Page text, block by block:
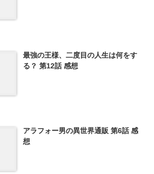
最強の王様、二度目の人生は何をす
る？ 第12話 感想
アラフォー男の異世界通販 第6話 感
想